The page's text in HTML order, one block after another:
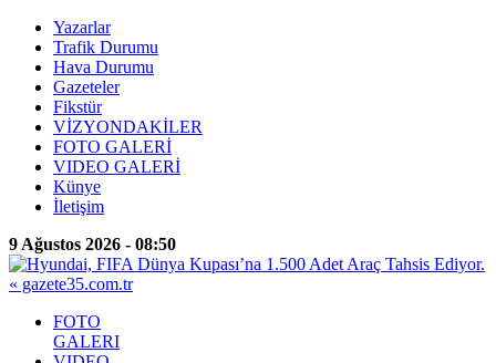
Yazarlar
Trafik Durumu
Hava Durumu
Gazeteler
Fikstür
VİZYONDAKİLER
FOTO GALERİ
VIDEO GALERİ
Künye
İletişim
9 Ağustos 2026 - 08:50
FOTO
GALERI